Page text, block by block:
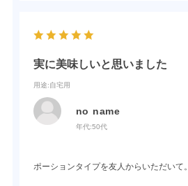
実に美味しいと思いました
用途:自宅用
no name
年代:50代
ポーションタイプを友人からいただいて。